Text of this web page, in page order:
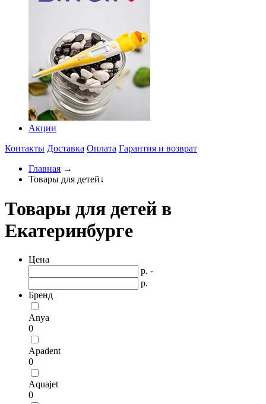
Акции
Контакты Доставка Оплата Гарантия и возврат
Главная →
Товары для детей↓
Товары для детей в
Екатеринбурге
Цена
р. -
р.
Бренд
Anya
0
Apadent
0
Aquajet
0